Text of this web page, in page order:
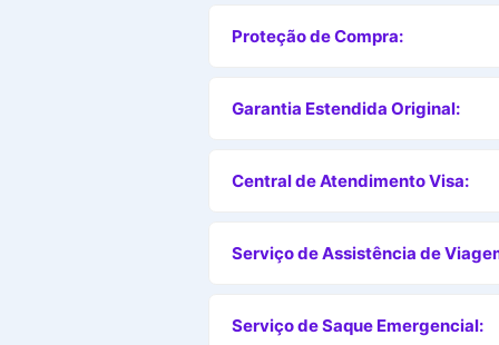
Proteção de Compra:
Garantia Estendida Original:
Central de Atendimento Visa:
Serviço de Assistência de
Serviço de Saque Emergencial: